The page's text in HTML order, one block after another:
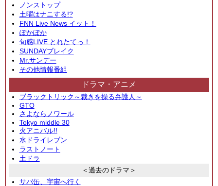
ノンストップ
土曜はナニする!?
FNN Live News イット！
ぽかぽか
旬感LIVE とれたてっ！
SUNDAYブレイク
Mr.サンデー
その他情報番組
ドラマ・アニメ
ブラックトリック～裁きを操る弁護人～
GTO
さよならノワール
Tokyo middle 30
火アニバル!!
水ドライレブン
ラストノート
土ドラ
＜過去のドラマ＞
サバ缶、宇宙へ行く